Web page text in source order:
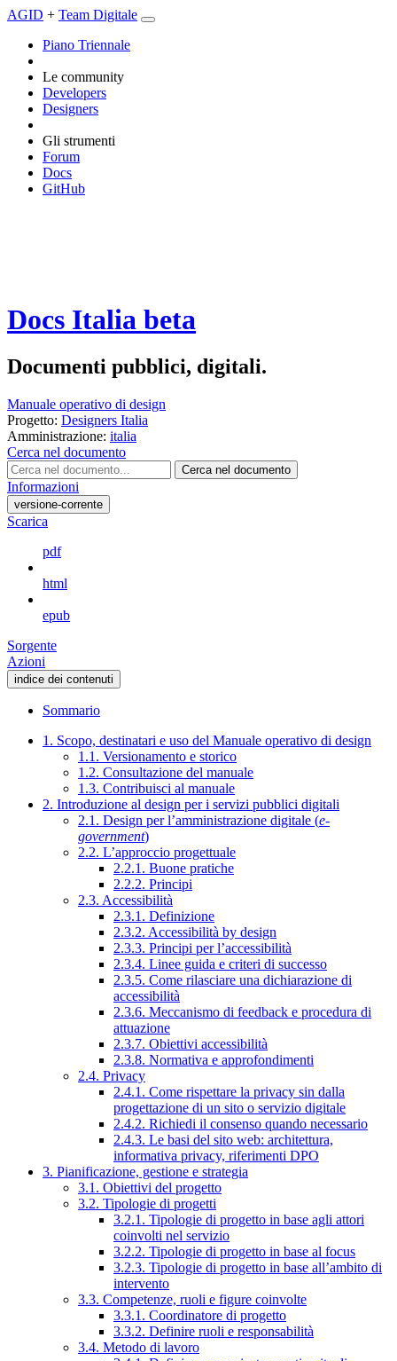
AGID + Team Digitale
Piano Triennale
Le community
Developers
Designers
Gli strumenti
Forum
Docs
GitHub
Docs Italia beta
Documenti pubblici, digitali.
Manuale operativo di design
Progetto: Designers Italia
Amministrazione: italia
Cerca nel documento
Cerca nel documento
Informazioni
versione-corrente
Scarica
pdf
html
epub
Sorgente
Azioni
indice dei contenuti
Sommario
1. Scopo, destinatari e uso del Manuale operativo di design
1.1. Versionamento e storico
1.2. Consultazione del manuale
1.3. Contribuisci al manuale
2. Introduzione al design per i servizi pubblici digitali
2.1. Design per l’amministrazione digitale (e-
government)
2.2. L’approccio progettuale
2.2.1. Buone pratiche
2.2.2. Principi
2.3. Accessibilità
2.3.1. Definizione
2.3.2. Accessibilità by design
2.3.3. Principi per l’accessibilità
2.3.4. Linee guida e criteri di successo
2.3.5. Come rilasciare una dichiarazione di
accessibilità
2.3.6. Meccanismo di feedback e procedura di
attuazione
2.3.7. Obiettivi accessibilità
2.3.8. Normativa e approfondimenti
2.4. Privacy
2.4.1. Come rispettare la privacy sin dalla
progettazione di un sito o servizio digitale
2.4.2. Richiedi il consenso quando necessario
2.4.3. Le basi del sito web: architettura,
informativa privacy, riferimenti DPO
3. Pianificazione, gestione e strategia
3.1. Obiettivi del progetto
3.2. Tipologie di progetti
3.2.1. Tipologie di progetto in base agli attori
coinvolti nel servizio
3.2.2. Tipologie di progetto in base al focus
3.2.3. Tipologie di progetto in base all’ambito di
intervento
3.3. Competenze, ruoli e figure coinvolte
3.3.1. Coordinatore di progetto
3.3.2. Definire ruoli e responsabilità
3.4. Metodo di lavoro